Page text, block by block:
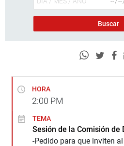
HORA
2:00 PM
TEMA
Sesión de la Comisión de
-Pedido para que inviten